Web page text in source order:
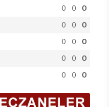
0 0
0
0 0
0
0 0
0
0 0
0
0 0 0